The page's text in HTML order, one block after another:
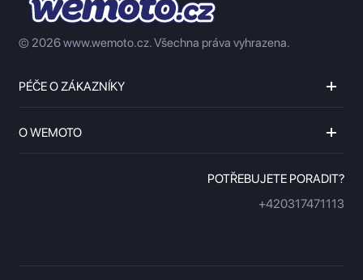
© 2026 www.wemoto.cz.Všechna práva vyhrazena.
PÉČE O ZÁKAZNÍKY
O WEMOTO
POTŘEBUJETE PORADIT?
+420317471113